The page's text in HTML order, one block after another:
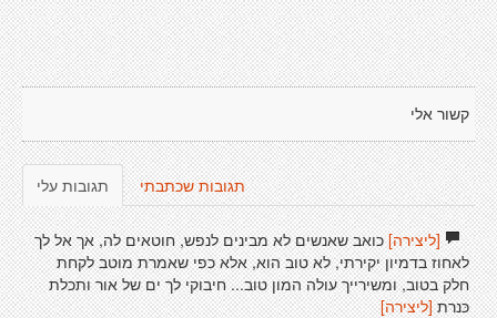
קשור אלי
תגובות עלי תגובות שכתבתי
[ליצירה]כואב שאנשים לא מבינים לנפש, חוטאים לה, אך אל לך
לאחוז בדמיון יקירתי, לא טוב הוא, אלא כפי שאמרת מוטב לקחת
חלק בטוב, ומשירייך עולה המון טוב... חיבוקי לך ים של אור ותכלת
כּנרת [ליצירה]